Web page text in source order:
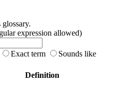
expression allowed)
Exact term Sounds like
Definition